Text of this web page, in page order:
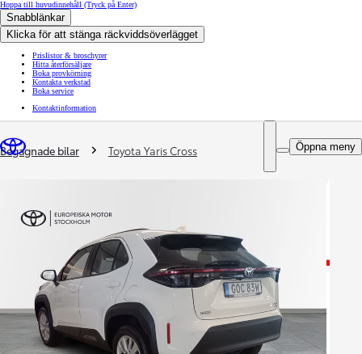
Hoppa till huvudinnehåll (Tryck på Enter)
Snabblänkar
Klicka för att stänga räckviddsöverlägget
Prislistor & broschyrer
Hitta återförsäljare
Boka provkörning
Kontakta verkstad
Boka service
Kontaktinformation
Öppna meny
You are here
Begagnade bilar Toyota Yaris Cross